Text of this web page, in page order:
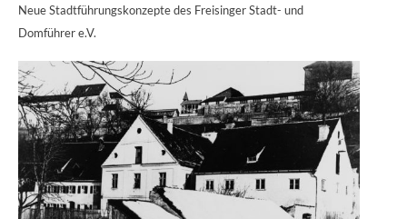
Neue Stadtführungskonzepte des Freisinger Stadt- und
Domführer e.V.